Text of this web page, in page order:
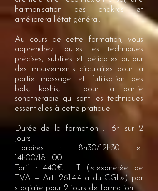
harmonisation des chakras et
améliorera l’état général.
Au cours de cette formation, vous
apprendrez toutes les techniques
précises, subtiles et délicates autour
des mouvements circulaires pour la
partie massage et l’utilisation des
bols, koshis, … pour la partie
sonothérapie qui sont les techniques
essentielles à cette pratique.
Durée de la formation : 16h sur 2
jours
Horaires : 8h30/12h30 et
14h00/18H00
Tarif : 440€ HT (« exonérée de
TVA — Art. 261.4.4 a du CGI ») par
stagiaire pour 2 jours de formation